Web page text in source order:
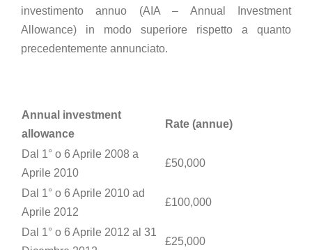
investimento annuo (AIA – Annual Investment
Allowance) in modo superiore rispetto a quanto
precedentemente annunciato.
Annual investment
allowance
Rate (annue)
Dal 1° o 6 Aprile 2008 a
Aprile 2010
£50,000
Dal 1° o 6 Aprile 2010 ad
Aprile 2012
£100,000
Dal 1° o 6 Aprile 2012 al 31
£25,000